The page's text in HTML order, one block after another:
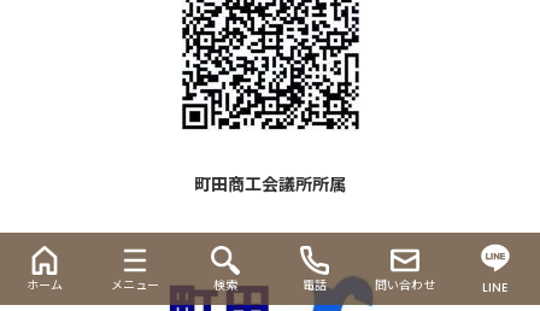
町田商工会議所所属
ホーム メニュー 検索 電話 問い合わせ LINE